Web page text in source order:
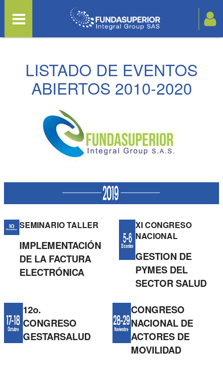
LISTADO DE EVENTOS
ABIERTOS 2010-2020
SEMINARIO TALLER
IMPLEMENTACIÓN
DE LA FACTURA
ELECTRÓNICA
XI CONGRESO
NACIONAL
GESTION DE
PYMES DEL
SECTOR SALUD
12o.
CONGRESO
GESTARSALUD
CONGRESO
NACIONAL DE
ACTORES DE
MOVILIDAD